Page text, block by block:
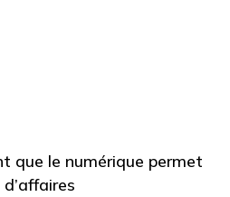
que le numérique permet